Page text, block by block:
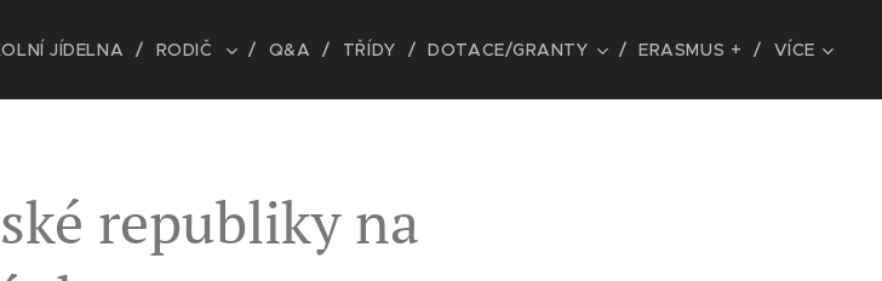
JÍDELNA RODIČ Q&A TŘÍDY DOTACE/GRANTY ERASMUS + VÍCE
republiky na